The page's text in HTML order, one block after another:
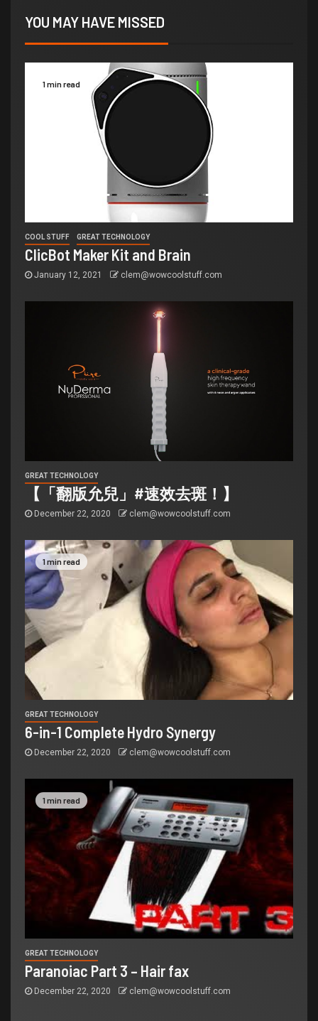
YOU MAY HAVE MISSED
1 min read
COOL STUFF GREAT TECHNOLOGY
ClicBot Maker Kit and Brain
January 12, 2021 clem@wowcoolstuff.com
GREAT TECHNOLOGY
【「翻版允兒」#速效去斑！】
December 22, 2020 clem@wowcoolstuff.com
1 min read
GREAT TECHNOLOGY
6-in-1 Complete Hydro Synergy
December 22, 2020 clem@wowcoolstuff.com
1 min read
GREAT TECHNOLOGY
Paranoiac Part 3 – Hair fax
December 22, 2020 clem@wowcoolstuff.com